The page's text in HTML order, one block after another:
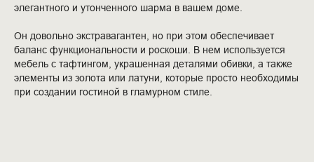
элегантного и утонченного шарма в вашем доме.
Он довольно экстравагантен, но при этом обеспечивает
баланс функциональности и роскоши. В нем используется
мебель с тафтингом, украшенная деталями обивки, а также
элементы из золота или латуни, которые просто необходимы
при создании гостиной в гламурном стиле.